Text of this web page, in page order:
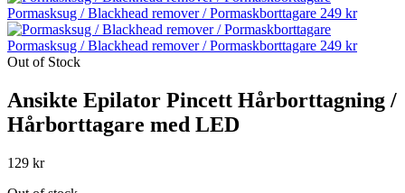
Pormasksug / Blackhead remover / Pormaskborttagare 249 kr
Pormasksug / Blackhead remover / Pormaskborttagare 249 kr
Out of Stock
Ansikte Epilator Pincett Hårborttagning /
Hårborttagare med LED
129 kr